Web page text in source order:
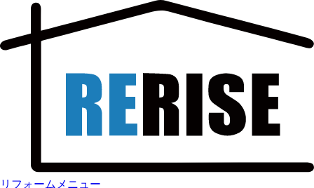
リフォームメニュー